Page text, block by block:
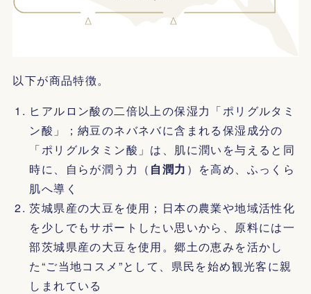
以下が商品特徴。
ヒアルロン酸の二倍以上の保湿力「ポリグルタミ
ン酸」；納豆のネバネバに含まれる保湿成分の
「ポリグルタミン酸」は、肌に潤いを与えると同
時に、自らが潤う力（ 自潤力 ）を高め、ふっくら
肌へ導く
茨城県産の大豆を使用；日本の農業や地域活性化
を少しでもサポートしたい思いから、原料には一
部茨城県産の大豆を使用。郷土の恵みを活かし
た“ご当地コスメ”として、県民を始め観光客に親
しまれている